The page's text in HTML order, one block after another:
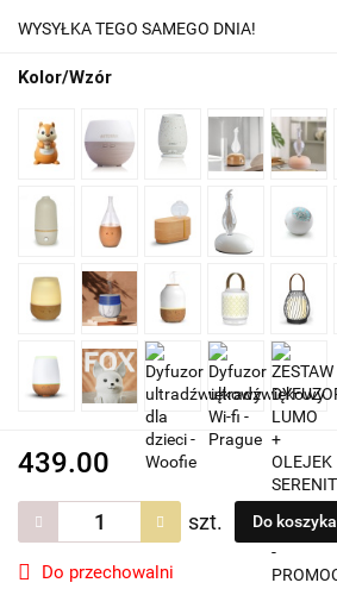
WYSYŁKA TEGO SAMEGO DNIA!
Kolor/Wzór
439.00
szt. Do koszyka
Do przechowalni